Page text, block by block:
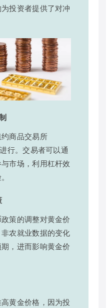
投资者提供了对冲
商品交易所
行。交易者可以通
市场，利用杠杆效
策的调整对黄金价
农就业数据的变化
，进而影响黄金价
黄金价格，因为投